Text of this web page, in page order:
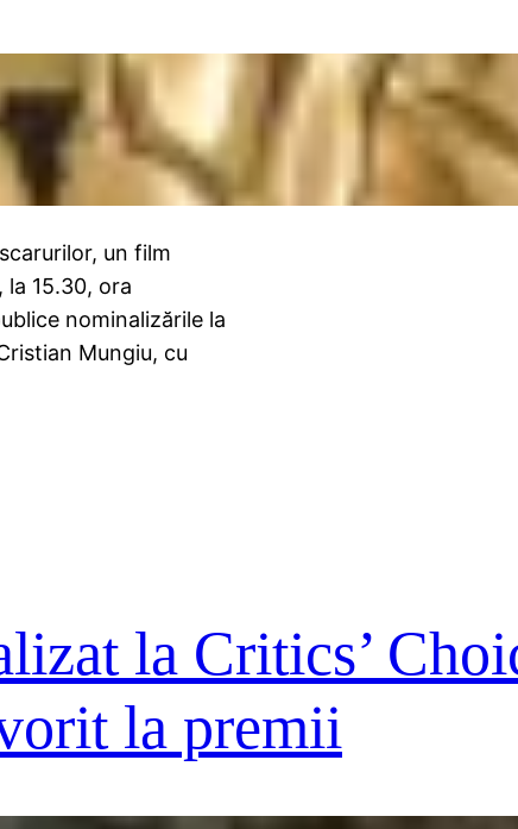
un film
15.30, ora
nominalizările la
Mungiu, cu
la Critics’
la premii